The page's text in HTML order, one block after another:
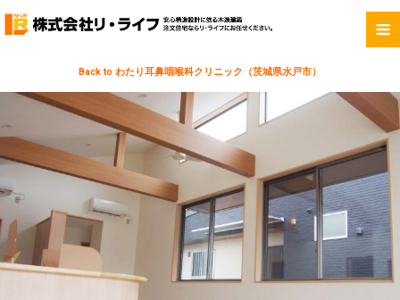
Back to わたり耳鼻咽喉科クリニック（茨城県水戸市）